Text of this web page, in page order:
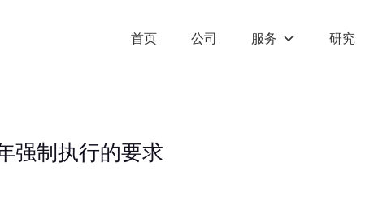
首页 公司 服务 研究
强制执行的要求